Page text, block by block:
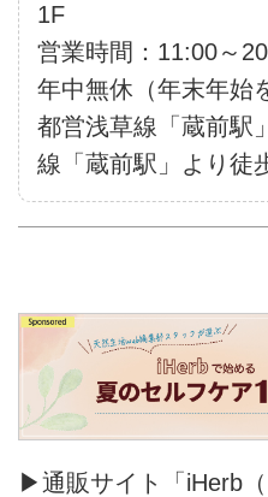
1F
営業時間：11:00～
年中無休（年末年始
都営浅草線「蔵前駅
線「蔵前駅」より徒
▶通販サイト「iHerb